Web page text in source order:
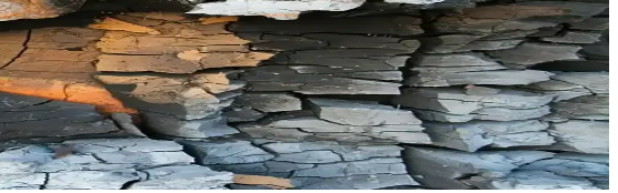
Yorumları
olsa da, düzenli kullanım ve uzman tavsiyesiyle etkili olabilir.
dengeyi sağlar.